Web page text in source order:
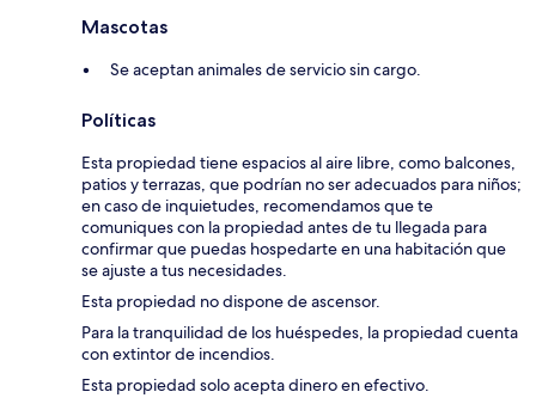
Mascotas
Se aceptan animales de servicio sin cargo.
Políticas
Esta propiedad tiene espacios al aire libre, como balcones,
patios y terrazas, que podrían no ser adecuados para niños;
en caso de inquietudes, recomendamos que te
comuniques con la propiedad antes de tu llegada para
confirmar que puedas hospedarte en una habitación que
se ajuste a tus necesidades.
Esta propiedad no dispone de ascensor.
Para la tranquilidad de los huéspedes, la propiedad cuenta
con extintor de incendios.
Esta propiedad solo acepta dinero en efectivo.